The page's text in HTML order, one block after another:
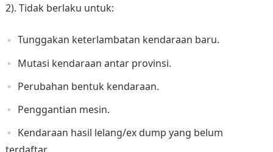
2). Tidak berlaku untuk:
Tunggakan keterlambatan kendaraan baru.​
Mutasi kendaraan antar provinsi.​
Perubahan bentuk kendaraan.​
Penggantian mesin.​
Kendaraan hasil lelang/ex dump yang belum